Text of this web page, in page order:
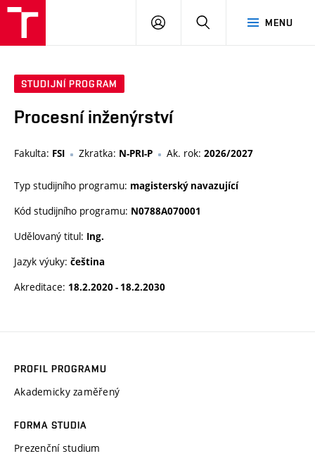
MENU
PŘIHLÁSIT
STUDIJNÍ PROGRAM
Procesní inženýrství
Fakulta: FSI Zkratka: N-PRI-P Ak. rok: 2026/2027
Typ studijního programu: magisterský navazující
Kód studijního programu: N0788A070001
Udělovaný titul: Ing.
Jazyk výuky: čeština
Akreditace: 18.2.2020 - 18.2.2030
PROFIL PROGRAMU
Akademicky zaměřený
FORMA STUDIA
Prezenční studium